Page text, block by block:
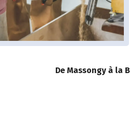
De Massongy à la